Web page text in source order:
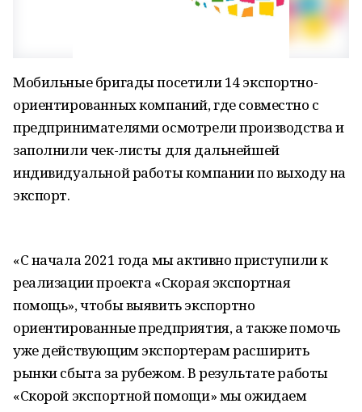
Мобильные бригады посетили 14 экспортно-
ориентированных компаний, где совместно с
предпринимателями осмотрели производства и
заполнили чек-листы для дальнейшей
индивидуальной работы компании по выходу на
экспорт.
«С начала 2021 года мы активно приступили к
реализации проекта «Скорая экспортная
помощь», чтобы выявить экспортно
ориентированные предприятия, а также помочь
уже действующим экспортерам расширить
рынки сбыта за рубежом. В результате работы
«Скорой экспортной помощи» мы ожидаем